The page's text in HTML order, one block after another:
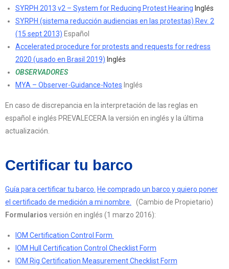
SYRPH 2013 v2 – System for Reducing Protest Hearing Inglés
SYRPH (sistema reducción audiencias en las protestas) Rev. 2
(15 sept 2013) Español
Accelerated procedure for protests and requests for redress
2020 (usado en Brasil 2019) Inglés
OBSERVADORES
MYA – Observer-Guidance-Notes Inglés
En caso de discrepancia en la interpretación de las reglas en
español e inglés PREVALECERA la versión en inglés y la última
actualización.
Certificar tu barco
Guía para certificar tu barco. He comprado un barco y quiero poner
el certificado de medición a mi nombre.
(Cambio de Propietario)
Formularios versión en inglés (1 marzo 2016):
IOM Certification Control Form
IOM Hull Certification Control Checklist Form
IOM Rig Certification Measurement Checklist Form